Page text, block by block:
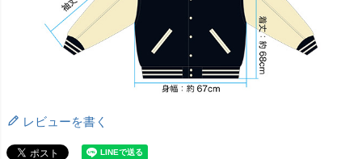
レビューを書く